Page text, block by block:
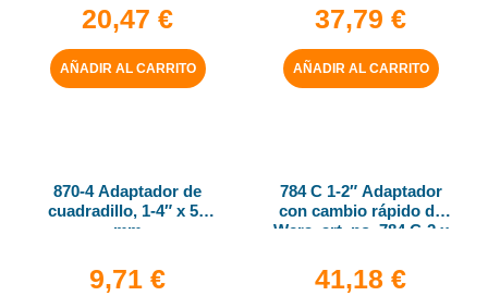
20,47 €
AÑADIR AL CARRITO
37,79 €
AÑADIR AL CARRITO
870-4 Adaptador de
cuadradillo, 1-4″ x 50
mm
9,71 €
784 C 1-2″ Adaptador
con cambio rápido de
Wera, art. no. 784 C-2 x
41,18 €